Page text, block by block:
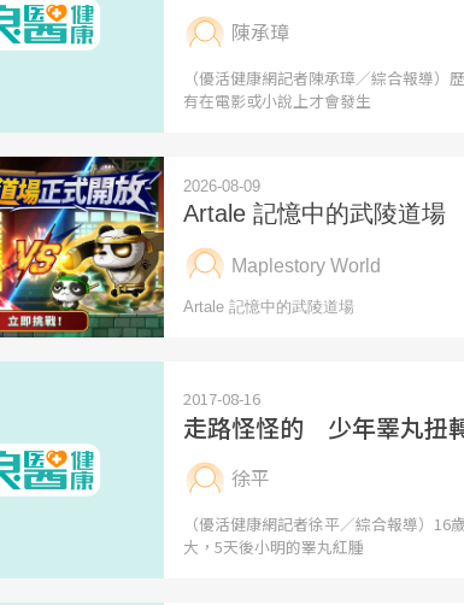
陳承璋
（優活健康網記者陳承璋／綜合報導
有在電影或小說上才會發生
2017-08-16
走路怪怪的 少年睪丸扭
徐平
（優活健康網記者徐平／綜合報導）
大，5天後小明的睪丸紅腫